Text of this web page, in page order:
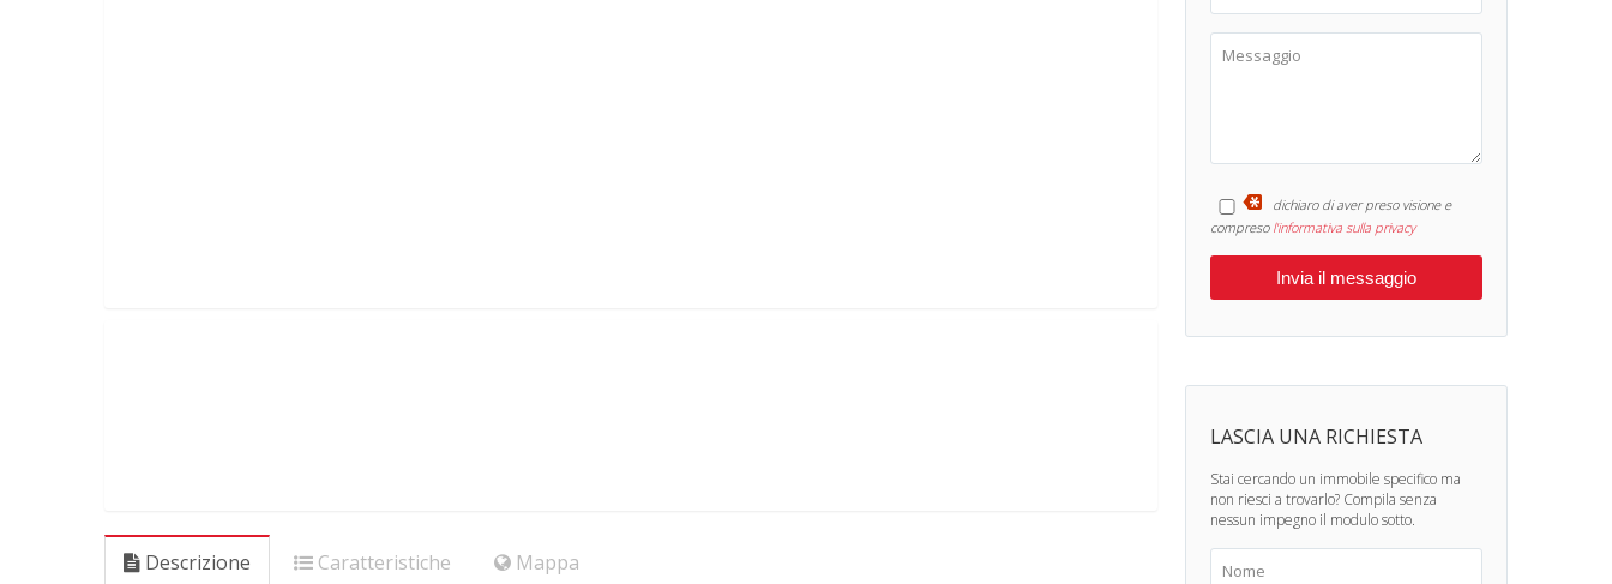
Descrizione Caratteristiche Mappa
dichiaro di aver preso visione e
compreso l'informativa sulla privacy
LASCIA UNA RICHIESTA
Stai cercando un immobile specifico ma
non riesci a trovarlo? Compila senza
nessun impegno il modulo sotto.